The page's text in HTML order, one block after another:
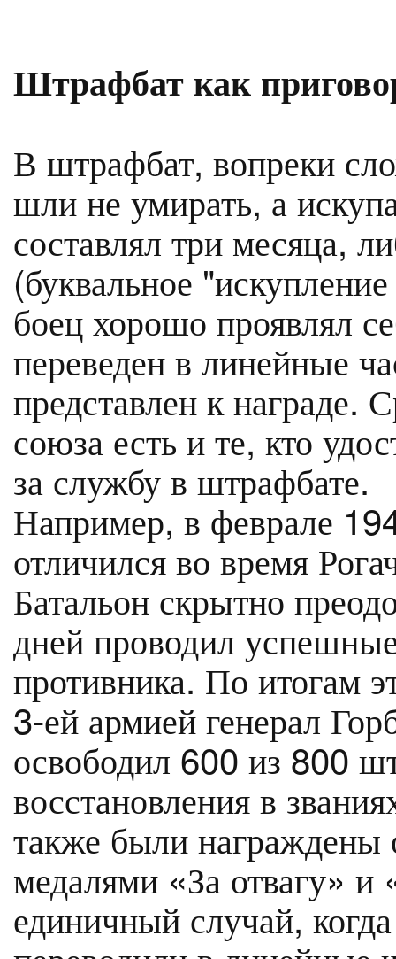
Штрафбат как
В штрафбат, вопреки
шли не умирать, а
составлял три месяца,
(буквальное
боец хорошо проявлял
переведен в линейные
представлен к награде.
союза есть и те, кто
за службу в штрафбате.
Например, в феврале
отличился во время
Батальон скрытно
дней проводил
противника. По итогам
3-ей армией генерал
освободил 600 из 800
восстановления в
также были
медалями «За отвагу» и
единичный случай,